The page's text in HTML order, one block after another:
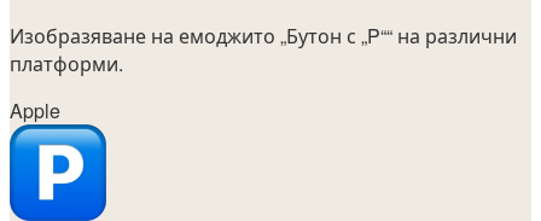
Изобразяване на емоджито „Бутон с „P““ на различни
платформи.
Apple